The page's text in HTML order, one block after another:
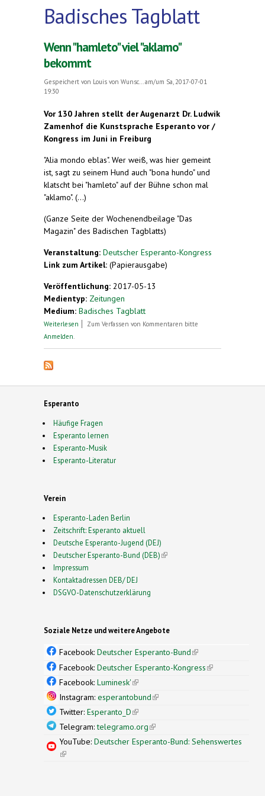
Badisches Tagblatt
Wenn "hamleto" viel "aklamo"
bekommt
Gespeichert von Louis von Wunsc...
am/um Sa, 2017-07-01
19:30
Vor 130 Jahren stellt der Augenarzt Dr. Ludwik
Zamenhof die Kunstsprache Esperanto vor /
Kongress im Juni in Freiburg
"Alia mondo eblas". Wer weiß, was hier gemeint
ist, sagt zu seinem Hund auch "bona hundo" und
klatscht bei "hamleto" auf der Bühne schon mal
"aklamo". (...)
(Ganze Seite der Wochenendbeilage "Das
Magazin" des Badischen Tagblatts)
Veranstaltung: Deutscher Esperanto-Kongress
Link zum Artikel: (Papierausgabe)
Veröffentlichung: 2017-05-13
Medientyp: Zeitungen
Medium: Badisches Tagblatt
Weiterlesen über Wenn "hamleto" viel "aklamo" bekommt
Zum Verfassen von Kommentaren bitte
Anmelden
Esperanto
Häufige Fragen
Esperanto lernen
Esperanto-Musik
Esperanto-Literatur
Verein
Esperanto-Laden Berlin
Zeitschrift: Esperanto aktuell
Deutsche Esperanto-Jugend (DEJ)
Deutscher Esperanto-Bund (DEB)(link is external)
Impressum
Kontaktadressen DEB/ DEJ
DSGVO-Datenschutzerklärung
Soziale Netze und weitere Angebote
Facebook: Deutscher Esperanto-Bund(link is
external)
Facebook: Deutscher Esperanto-Kongress(link is
Facebook: Luminesk'(link is external)
Instagram: esperantobund(link is external)
Twitter: Esperanto_D(link is external)
Telegram:telegramo.org(link is external)
YouTube: Deutscher Esperanto-Bund: Sehenswertes
(link is external)